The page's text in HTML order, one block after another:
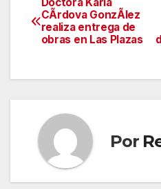
Navegación
de
CÃrdova GonzÃlez
realiza entrega de
obras en Las Plazas
Por